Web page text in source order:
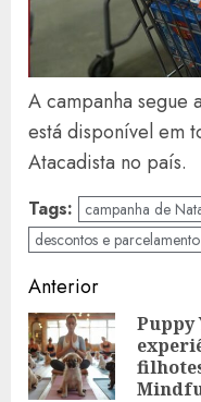
A campanha segue
está disponível em
Atacadista no país.
Tags:
campanha de
descontos e
Navegação
de
artigos
Anterior
Puppy